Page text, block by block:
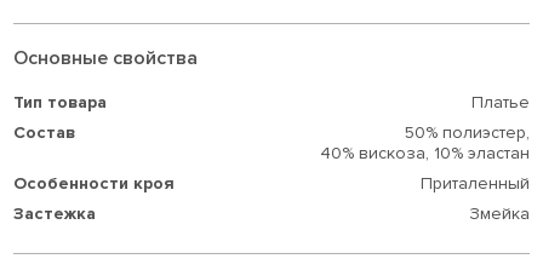
Основные свойства
Тип товара
Платье
Состав
50% полиэстер,
40% вискоза, 10% эластан
Особенности кроя
Приталенный
Застежка
Змейка